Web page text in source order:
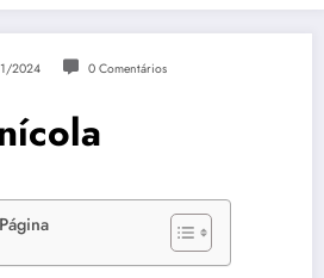
2024 0 Comentários